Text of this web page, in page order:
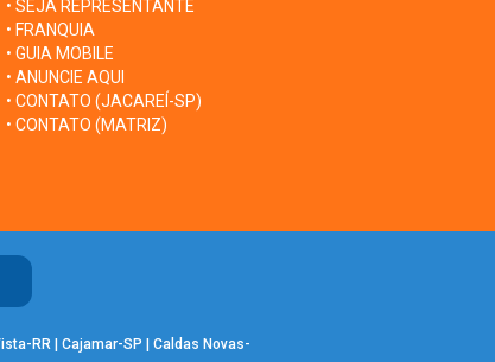
• SEJA REPRESENTANTE
• FRANQUIA
• GUIA MOBILE
• ANUNCIE AQUI
• CONTATO (JACAREÍ-SP)
• CONTATO (MATRIZ)
RR | Cajamar-SP | Caldas Novas-